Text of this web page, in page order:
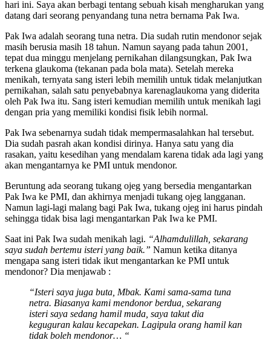
hari ini. Saya akan berbagi tentang sebuah kisah mengharukan yang
datang dari seorang penyandang tuna netra bernama Pak Iwa.
Pak Iwa adalah seorang tuna netra. Dia sudah rutin mendonor sejak
masih berusia masih 18 tahun. Namun sayang pada tahun 2001,
tepat dua minggu menjelang pernikahan dilangsungkan, Pak Iwa
terkena glaukoma (tekanan pada bola mata). Setelah mereka
menikah, ternyata sang isteri lebih memilih untuk tidak melanjutkan
pernikahan, salah satu penyebabnya karenaglaukoma yang diderita
oleh Pak Iwa itu. Sang isteri kemudian memilih untuk menikah lagi
dengan pria yang memiliki kondisi fisik lebih normal.
Pak Iwa sebenarnya sudah tidak mempermasalahkan hal tersebut.
Dia sudah pasrah akan kondisi dirinya. Hanya satu yang dia
rasakan, yaitu kesedihan yang mendalam karena tidak ada lagi yang
akan mengantarnya ke PMI untuk mendonor.
Beruntung ada seorang tukang ojeg yang bersedia mengantarkan
Pak Iwa ke PMI, dan akhirnya menjadi tukang ojeg langganan.
Namun lagi-lagi malang bagi Pak Iwa, tukang ojeg ini harus pindah
sehingga tidak bisa lagi mengantarkan Pak Iwa ke PMI.
Saat ini Pak Iwa sudah menikah lagi. “Alhamdulillah, sekarang
saya sudah bertemu isteri yang baik.” Namun ketika ditanya
mengapa sang isteri tidak ikut mengantarkan ke PMI untuk
mendonor? Dia menjawab :
“Isteri saya juga buta, Mbak. Kami sama-sama tuna
netra. Biasanya kami mendonor berdua, sekarang
isteri saya sedang hamil muda, saya takut dia
keguguran kalau kecapekan. Lagipula orang hamil kan
tidak boleh mendonor… “